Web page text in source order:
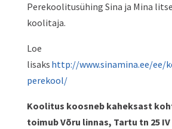
Perekoolitusühing Sina ja Mina
koolitaja.
Loe
lisaks http://www.sinamina.ee/ee/
perekool/
Koolitus koosneb kaheksast
toimub Võru linnas, Tartu tn 25